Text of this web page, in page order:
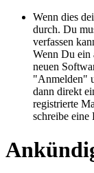
Wenn dies
durch. Du
verfassen
Wenn Du ein
neuen
"Anmelden"
dann direkt
registrierte
schreibe